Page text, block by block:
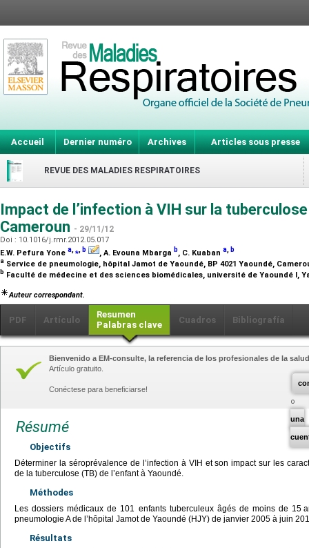
Accueil Dernier numéro Archives Articles sous presse
REVUE DES MALADIES RESPIRATOIRES
Impact de l’infection à VIH sur la tuberculose
Cameroun - 29/11/12
Doi : 10.1016/j.rmr.2012.05.017
E.W. Pefura Yone a,⁎, b , A. Evouna Mbarga b, C. Kuaban a, b
a Service de pneumologie, hôpital Jamot de Yaoundé, BP 4021 Yaoundé,
b Faculté de médecine et des sciences biomédicales, université de Yaoundé I,
Auteur correspondant.
PDF Artículo
Resumen
Palabras clave
Cuadros Bibliografía
una
Bienvenido a EM-consulte, la referencia de los profesionales de la
Artículo gratuito.
Conéctese para beneficiarse!
Résumé
Objectifs
Déterminer la séroprévalence de l’infection à VIH et son impact sur les
de la tuberculose (TB) de l’enfant à Yaoundé.
Méthodes
Les dossiers médicaux de 101 enfants tuberculeux âgés de moins de 15
pneumologie A de l’hôpital Jamot de Yaoundé (HJY) de janvier 2005 à juin
Résultats